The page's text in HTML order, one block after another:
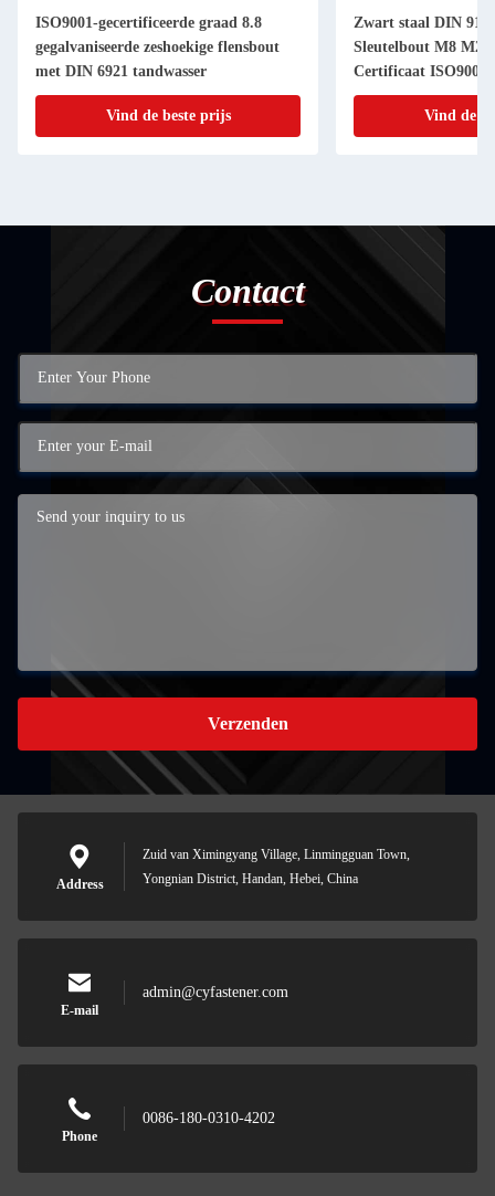
ISO9001-gecertificeerde graad 8.8
gegalvaniseerde zeshoekige flensbout
met DIN 6921 tandwasser
Vind de beste prijs
Zwart staal DIN 912
Sleutelbout M8 M25
Certificaat ISO9001
Vind de
Contact
Verzenden
Address
Zuid van Ximingyang Village, Linmingguan Town,
Yongnian District, Handan, Hebei, China
E-mail
admin@cyfastener.com
Phone
0086-180-0310-4202